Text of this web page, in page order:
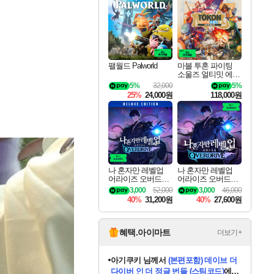
최대 90% 할인가를 만나보세요!
네이버혜택과 함께 만나보세요!
50%할인&추가 적립까지!
네이버 혜택가와 함께 예약하세요!
할인&네이버혜택으로 만나보세요!
네이버페이 혜택과 만나보세요!
40주년 프로모션으로 만나보세요!
네이버 포인트 혜택까지!
할인가에 만나보세요!
일부 에디션 상시 할인!
혜택으로 예약 판매 중
편안하게 충전하세요
팰월드 Palworld
32,000
5%
25% 24,000원
마블 투혼 파이팅
소울즈 얼티밋 에디
션 예약구매 MARV
EL Tokon Fighting S
ouls Ultimate Edition
Pre-Purchase
5%
118,000원
나 혼자만 레벨업
어라이즈 오버드라
이브 디럭스 에디션
Solo Leveling Arise
Overdrive Deluxe Edi
tion
52,000
3,000
40% 31,200원
나 혼자만 레벨업
어라이즈 오버드라
이브 Solo Leveling A
rise
46,000
3,000
40% 27,600원
혜택.아이마트 더보기+
eksxo님께서 디스코 엘리시움 최종판
(스팀코드) 에 당첨되셨습니다.